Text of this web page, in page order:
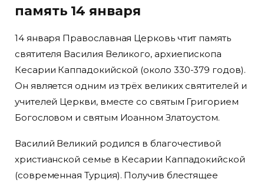
память 14 января
14 января Православная Церковь чтит память
святителя Василия Великого, архиепископа
Кесарии Каппадокийской (около 330-379 годов).
Он является одним из трёх великих святителей и
учителей Церкви, вместе со святым Григорием
Богословом и святым Иоанном Златоустом.
Василий Великий родился в благочестивой
христианской семье в Кесарии Каппадокийской
(современная Турция). Получив блестящее